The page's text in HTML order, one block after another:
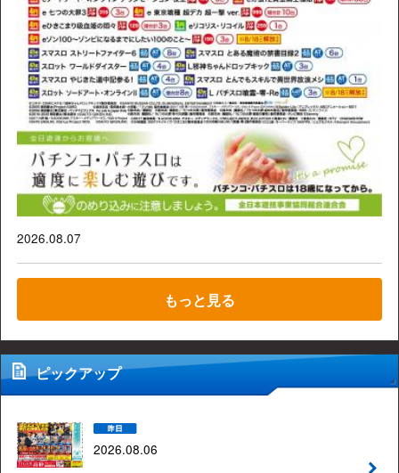
2026.08.07
もっと見る
ピックアップ
2026.08.06